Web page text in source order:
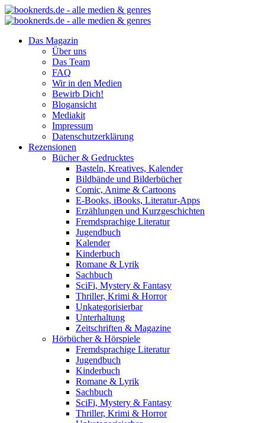
Das Magazin
Über uns
Das Team
FAQ
Wir in den Medien
Bewirb Dich!
Blogansicht
Mediakit
Impressum
Datenschutzerklärung
Rezensionen
Bücher & Gedrucktes
Basteln, Kreatives, Kalender
Bildbände und Bilderbücher
Comic, Anime & Cartoons
E-Books, iBooks, Literatur-Apps
Erzählungen und Kurzgeschichten
Fremdsprachige Literatur
Jugendbuch
Kalender
Kinderbuch
Romane & Lyrik
Sachbuch
SciFi, Mystery & Fantasy
Thriller, Krimi & Horror
Unkategorisierbar
Unterhaltung
Zeitschriften & Magazine
Hörbücher & Hörspiele
Fremdsprachige Literatur
Jugendbuch
Kinderbuch
Romane & Lyrik
Sachbuch
SciFi, Mystery & Fantasy
Thriller, Krimi & Horror